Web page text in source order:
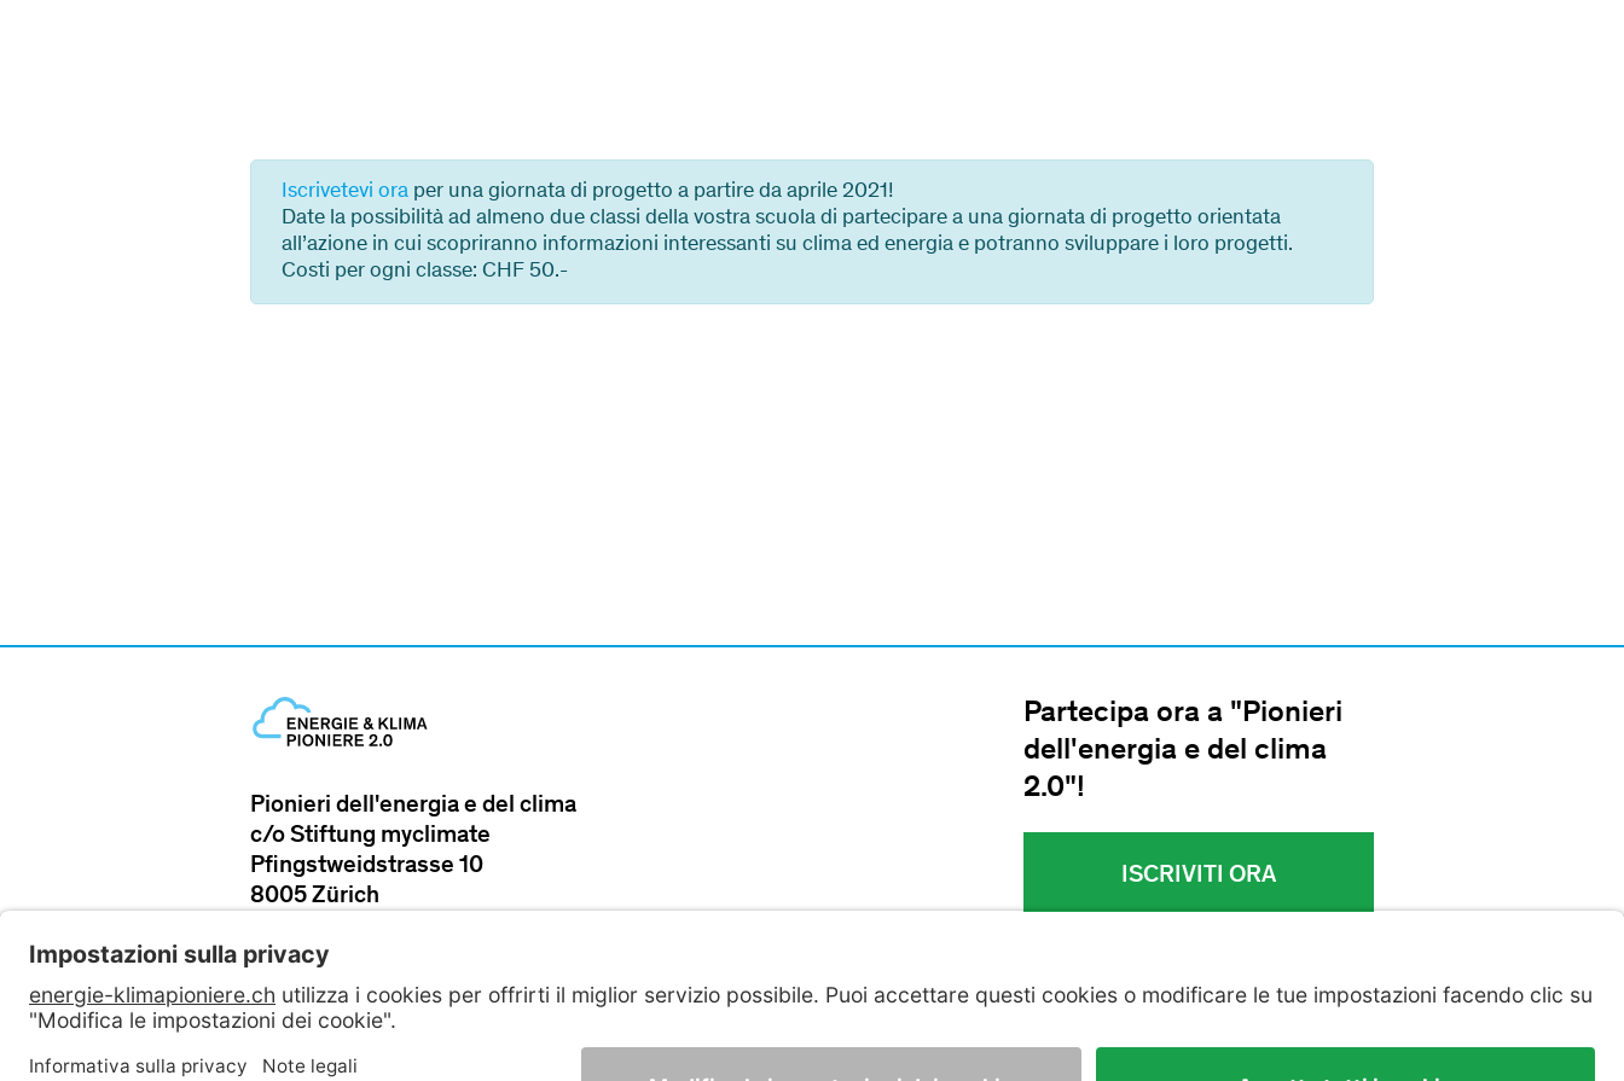
Iscrivetevi ora per una giornata di progetto a partire da aprile 2021!
Date la possibilità ad almeno due classi della vostra scuola di partecipare a una giornata di progetto orientata
all’azione in cui scopriranno informazioni interessanti su clima ed energia e potranno sviluppare i loro progetti.
Costi per ogni classe: CHF 50.-
Pionieri dell'energia e del clima
c/o Stiftung myclimate
Pfingstweidstrasse 10
8005 Zürich
Tel. +41 91 825 38 85
pionieri-energia-
clima@myclimate.org
Partecipa ora a "Pionieri
dell'energia e del clima
2.0"!
ISCRIVITI ORA